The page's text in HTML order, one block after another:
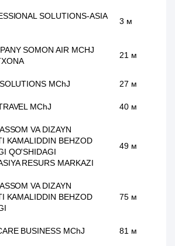
SOLUTIONS-ASIA
3 м
SOMON AIR MCHJ
21 м
MChJ 27 м
MChJ 40 м
VA DIZAYN
KAMALIDDIN BEHZOD
QO'SHIDAGI
RESURS MARKAZI
49 м
VA DIZAYN
KAMALIDDIN BEHZOD
75 м
BUSINESS MChJ 81 м